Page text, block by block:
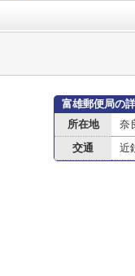
富雄郵便局の
所在地
奈
交通 近